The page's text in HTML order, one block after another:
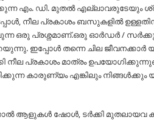
എം. ഡി. മുതൽ എല്ലാവരുടേയും
നീല പ്രകാശം ബസുകളിൽ
ഒരു പ്രശ്നമാണ്.ഒരു ഓർഡർ /
ഇപ്പോൾ തന്നെ ചില ജീവനക്കാർ
പ്രകാശം മാത്രം
കാരുണ്യം എങ്കിലും നിങ്ങൾക്കും
ആളുകൾ ഷോൾ, ടർക്കി മുതലായവ